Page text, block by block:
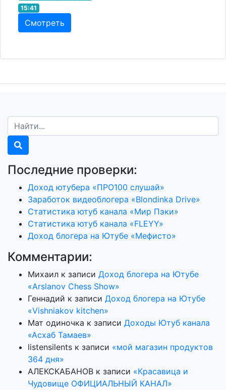
15:41
Смотреть
Последние проверки:
Доход ютубера «ПРО100 слушай»
Заработок видеоблогера «Blondinka Drive»
Статистика ютуб канала «Мир Пэки»
Статистика ютуб канала «FLEYY»
Доход блогера на Ютубе «Мефисто»
Комментарии:
Михаил к записи Доход блогера на Ютубе
«Arslanov Chess Show»
Геннадий к записи Доход блогера на Ютубе
«Vishniakov kitchen»
Мат одиночка к записи Доходы Ютуб канала
«Асхаб Тамаев»
listensilents к записи «мой магазин продуктов
364 дня»
АЛЕКСКАБАНОВ к записи «Красавица и
Чудовище ОФИЦИАЛЬНЫЙ КАНАЛ»